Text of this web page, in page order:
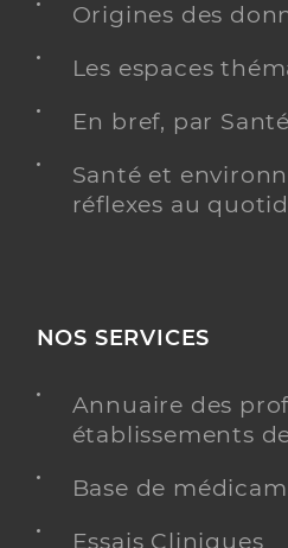
Origines des
Les espaces
En bref, par
Santé et
réflexes au
NOS SERVICES
Annuaire des
établissements
Base de
Essais Cliniques